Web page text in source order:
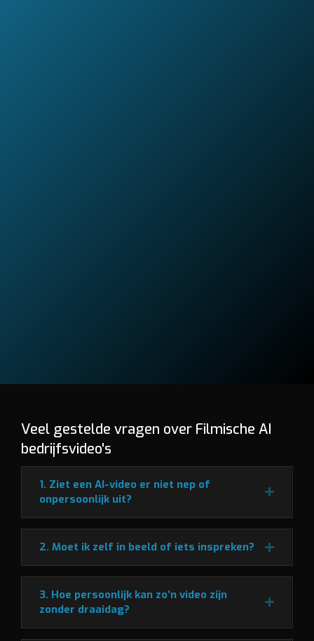
Veel gestelde vragen over Filmische AI
bedrijfsvideo's
1. Ziet een AI-video er niet nep of
onpersoonlijk uit?
2. Moet ik zelf in beeld of iets inspreken?
3. Hoe persoonlijk kan zo’n video zijn
zonder draaidag?